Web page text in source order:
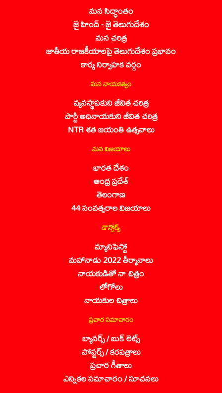
మన సిద్ధాంతం
జై హింద్ - జై తెలుగుదేశం
మన చరిత్ర
జాతీయ రాజకీయాలపై తెలుగుదేశం ప్రభావం
కార్య నిర్వాహక వర్గం
మన నాయకత్వం
వ్యవస్థాపకుని జీవిత చరిత్ర
పార్టీ అధినాయకుని జీవిత చరిత్ర
NTR శత జయంతి ఉత్సవాలు
మన విజయాలు
భారత దేశం
ఆంధ్ర ప్రదేశ్
తెలంగాణ
44 సంవత్సరాల విజయాలు
డౌన్లోడ్స్
మ్యానిఫెస్టో
మహానాడు 2022 తీర్మానాలు
నాయకుడితో నా చిత్రం
లోగోలు
నాయకుల చిత్రాలు
ప్రచార సమాచారం
బ్యానర్స్ / బుక్ లెట్స్
పోస్టర్స్ / కరపత్రాలు
ప్రచార గీతాలు
ఎన్నికల సమాచారం / సూచనలు